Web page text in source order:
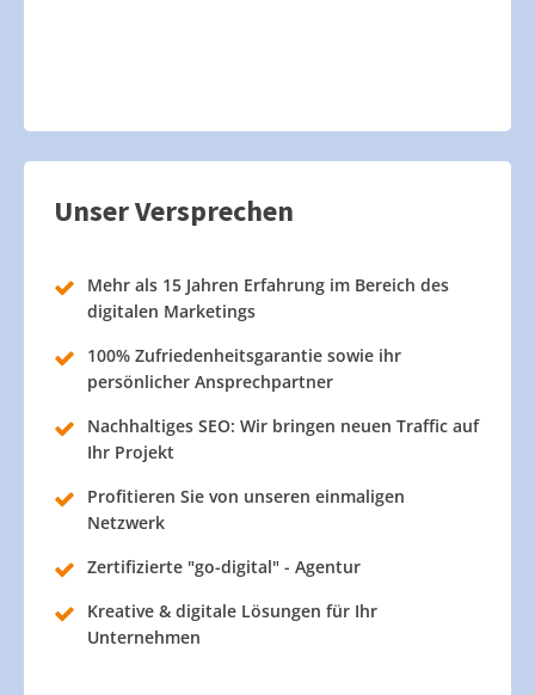
Unser Versprechen
Mehr als 15 Jahren Erfahrung im Bereich des
digitalen Marketings
100% Zufriedenheitsgarantie sowie ihr
persönlicher Ansprechpartner
Nachhaltiges SEO: Wir bringen neuen Traffic auf
Ihr Projekt
Profitieren Sie von unseren einmaligen
Netzwerk
Zertifizierte "go-digital" - Agentur
Kreative & digitale Lösungen für Ihr
Unternehmen